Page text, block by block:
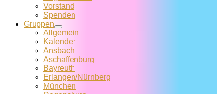
Vorstand
Spenden
Gruppen
Allgemein
Kalender
Ansbach
Aschaffenburg
Bayreuth
Erlangen/Nürnberg
München